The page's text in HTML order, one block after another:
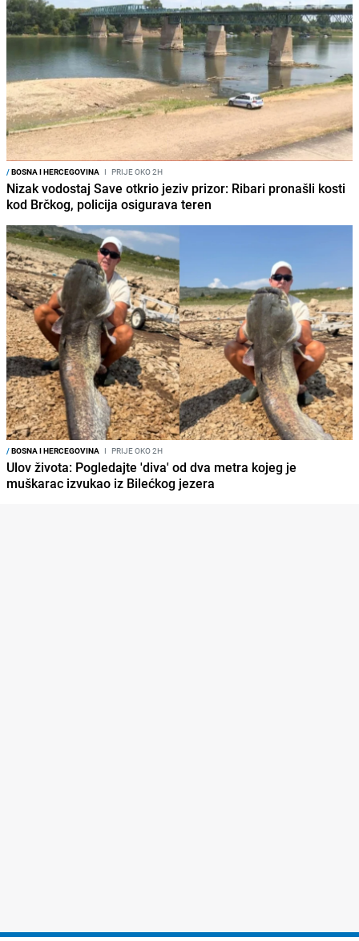
/BOSNA I HERCEGOVINA I PRIJE OKO 2H
Nizak vodostaj Save otkrio jeziv prizor: Ribari pronašli kosti
kod Brčkog, policija osigurava teren
/BOSNA I HERCEGOVINA I PRIJE OKO 2H
Ulov života: Pogledajte 'diva' od dva metra kojeg je
muškarac izvukao iz Bilećkog jezera